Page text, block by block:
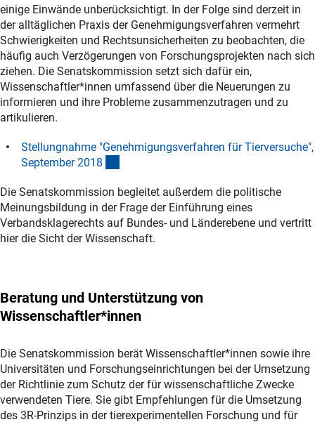
einige Einwände unberücksichtigt. In der Folge sind derzeit in
der alltäglichen Praxis der Genehmigungsverfahren vermehrt
Schwierigkeiten und Rechtsunsicherheiten zu beobachten, die
häufig auch Verzögerungen von Forschungsprojekten nach sich
ziehen. Die Senatskommission setzt sich dafür ein,
Wissenschaftler*innen umfassend über die Neuerungen zu
informieren und ihre Probleme zusammenzutragen und zu
artikulieren.
Stellungnahme "Genehmigungsverfahren für Tierversuche",
September 201 8
Die Senatskommission begleitet außerdem die politische
Meinungsbildung in der Frage der Einführung eines
Verbandsklagerechts auf Bundes- und Länderebene und vertritt
hier die Sicht der Wissenschaft.
Beratung und Unterstützung von
Wissenschaftler*innen
Die Senatskommission berät Wissenschaftler*innen sowie ihre
Universitäten und Forschungseinrichtungen bei der Umsetzung
der Richtlinie zum Schutz der für wissenschaftliche Zwecke
verwendeten Tiere. Sie gibt Empfehlungen für die Umsetzung
des 3R-Prinzips in der tierexperimentellen Forschung und für